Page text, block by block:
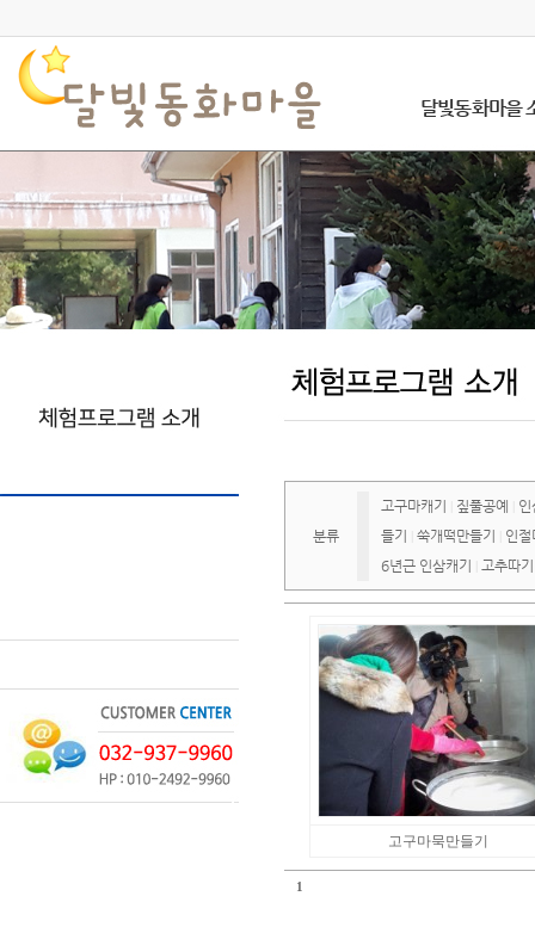
달빛동화마을
분류
고구마캐기 짚풀공예
인
들기
쑥개떡만들기
인
6년근 인삼캐기
고추따기
고구마묵만들기
1